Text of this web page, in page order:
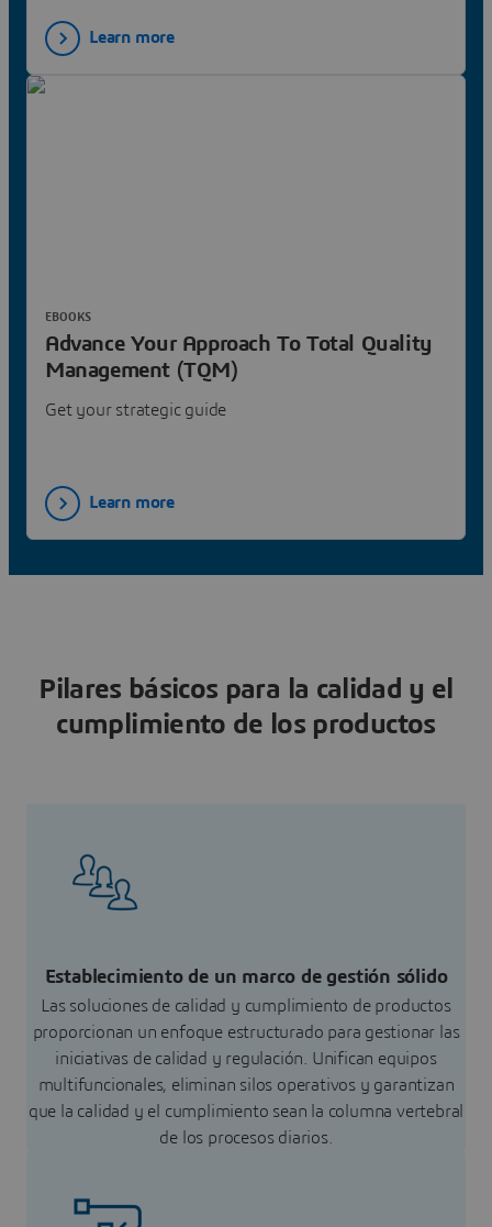
Learn more
Advance Your Approach To Total Quality
Management (TQM)
Get your strategic guide
EBOOKS
Learn more
Pilares básicos para la calidad y el
cumplimiento de los productos
Establecimiento de un marco de gestión sólido
Las soluciones de calidad y cumplimiento de productos
proporcionan un enfoque estructurado para gestionar las
iniciativas de calidad y regulación. Unifican equipos
multifuncionales, eliminan silos operativos y garantizan
que la calidad y el cumplimiento sean la columna vertebral
de los procesos diarios.